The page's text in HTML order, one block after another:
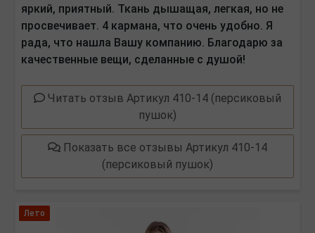
яркий, приятный. Ткань дышащая, легкая, но не
просвечивает. 4 кармана, что очень удобно. Я
рада, что нашла Вашу компанию. Благодарю за
качественные вещи, сделанные с душой!
Читать отзыв Артикул 410-14 (персиковый
пушок)
Показать все отзывы Артикул 410-14
(персиковый пушок)
Лето